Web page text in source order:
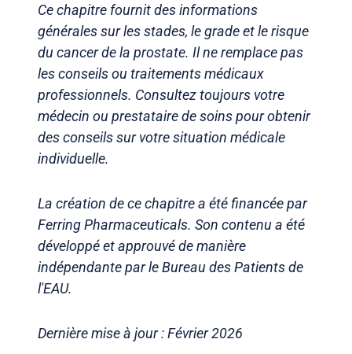
Ce chapitre fournit des informations
générales sur les stades, le grade et le risque
du cancer de la prostate. Il ne remplace pas
les conseils ou traitements médicaux
professionnels. Consultez toujours votre
médecin ou prestataire de soins pour obtenir
des conseils sur votre situation médicale
individuelle.
La création de ce chapitre a été financée par
Ferring Pharmaceuticals. Son contenu a été
développé et approuvé de manière
indépendante par le Bureau des Patients de
l'EAU.
Dernière mise à jour : Février 2026